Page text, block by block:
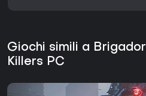
Giochi simili a Brigador
Killers PC